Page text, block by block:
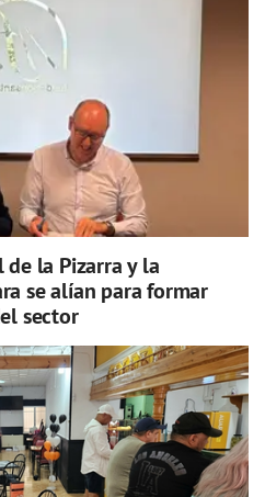
de la Pizarra y la
se alían para formar
sector